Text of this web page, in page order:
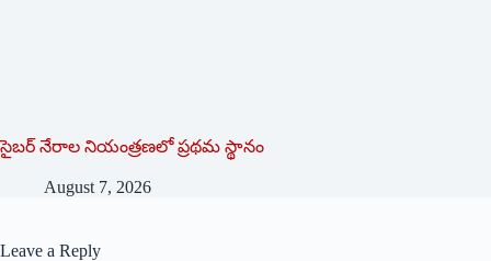
సైబర్ నేరాల నియంత్రణలో ప్రథమ స్థానం
August 7, 2026
Leave a Reply